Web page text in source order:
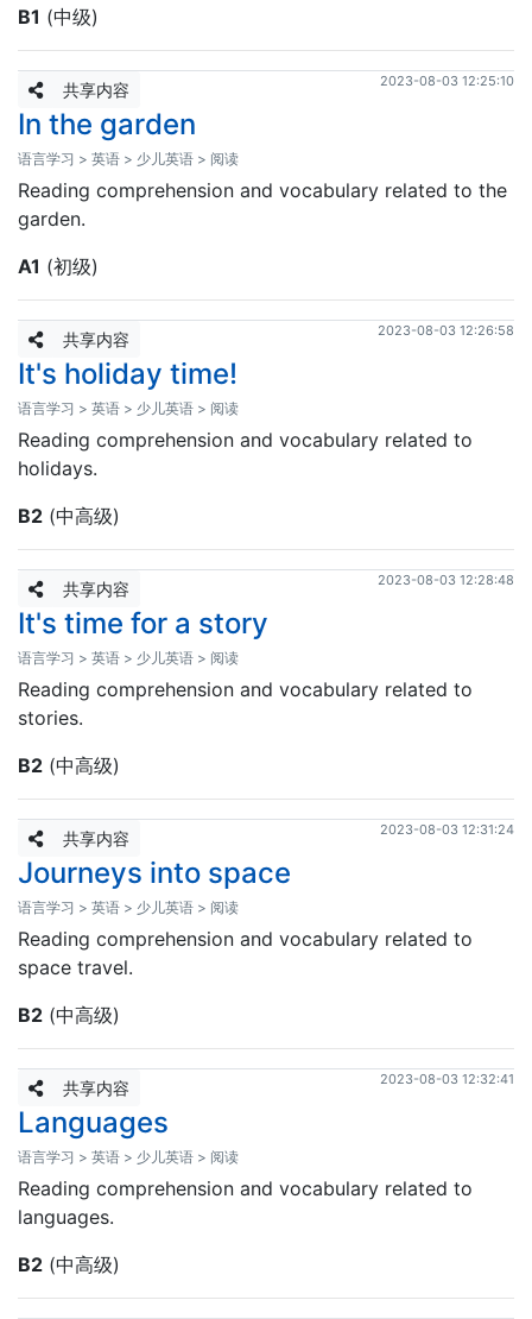
B1 (中级)
共享内容 2023-08-03 12:25:10
In the garden
语言学习 > 英语 > 少儿英语 > 阅读
Reading comprehension and vocabulary related to the
garden.
A1 (初级)
共享内容 2023-08-03 12:26:58
It's holiday time!
语言学习 > 英语 > 少儿英语 > 阅读
Reading comprehension and vocabulary related to
holidays.
B2 (中高级)
共享内容 2023-08-03 12:28:48
It's time for a story
语言学习 > 英语 > 少儿英语 > 阅读
Reading comprehension and vocabulary related to
stories.
B2 (中高级)
共享内容 2023-08-03 12:31:24
Journeys into space
语言学习 > 英语 > 少儿英语 > 阅读
Reading comprehension and vocabulary related to
space travel.
B2 (中高级)
共享内容 2023-08-03 12:32:41
Languages
语言学习 > 英语 > 少儿英语 > 阅读
Reading comprehension and vocabulary related to
languages.
B2 (中高级)